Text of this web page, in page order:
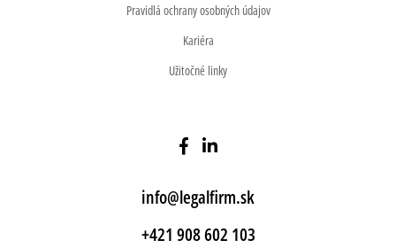
Pravidlá ochrany osobných údajov
Kariéra
Užitočné linky
info@legalfirm.sk
+421 908 602 103